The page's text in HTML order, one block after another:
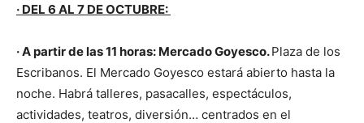
· DEL 6 AL 7 DE OCTUBRE:
· A partir de las 11 horas: Mercado Goyesco.Plaza de los
Escribanos. El Mercado Goyesco estará abierto hasta la
noche. Habrá talleres, pasacalles, espectáculos,
actividades, teatros, diversión… centrados en el